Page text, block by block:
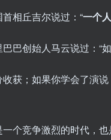
相丘吉尔说过：“一个
巴巴创始人马云说过：“
收获；如果你学会了演
一个竞争激烈的时代，